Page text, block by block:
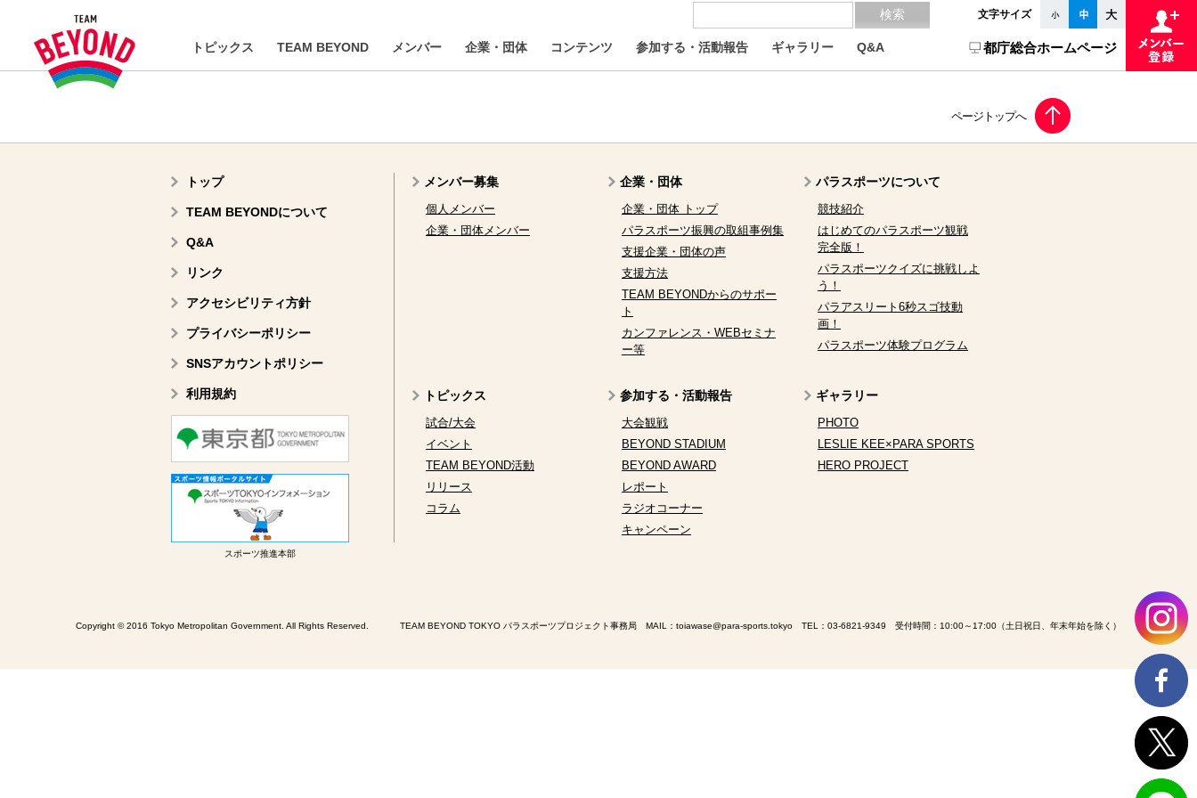
文字サイズ
トピックス TEAM BEYOND メンバー 企業・団体 コンテンツ 参加する・活動報告 ギャラリー Q&A 都庁総合ホームページ
トップ
TEAM BEYONDについて
Q&A
リンク
アクセシビリティ方針
プライバシーポリシー
SNSアカウントポリシー
利用規約
スポーツ推進本部
メンバー募集
個人メンバー
企業・団体メンバー
企業・団体
企業・団体 トップ
パラスポーツ振興の取組事例集
支援企業・団体の声
支援方法
TEAM BEYONDからのサポー
ト
カンファレンス・WEBセミナ
ー等
パラスポーツについて
競技紹介
はじめてのパラスポーツ観戦
完全版！
パラスポーツクイズに挑戦しよ
う！
パラアスリート6秒スゴ技動
画！
パラスポーツ体験プログラム
トピックス
試合/大会
イベント
TEAM BEYOND活動
リリース
コラム
参加する・活動報告
大会観戦
BEYOND STADIUM
BEYOND AWARD
レポート
ラジオコーナー
キャンペーン
ギャラリー
PHOTO
LESLIE KEE×PARA SPORTS
HERO PROJECT
Copyright © 2016 Tokyo Metropolitan Government. All Rights Reserved. TEAM BEYOND TOKYO パラスポーツプロジェクト事務局 MAIL： toiawase@para-sports.tokyo TEL： 03-6821-9349 受付時間：10:00～17:00（土日祝日、年末年始を除く）